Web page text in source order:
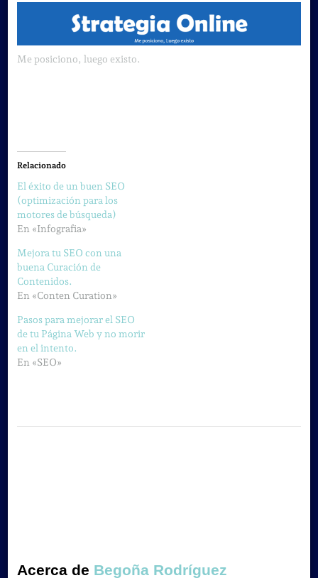
Me posiciono, luego existo.
Relacionado
El éxito de un buen SEO
(optimización para los
motores de búsqueda)
En «Infografia»
Mejora tu SEO con una
buena Curación de
Contenidos.
En «Conten Curation»
Pasos para mejorar el SEO
de tu Página Web y no morir
en el intento.
En «SEO»
Acerca de Begoña Rodríguez